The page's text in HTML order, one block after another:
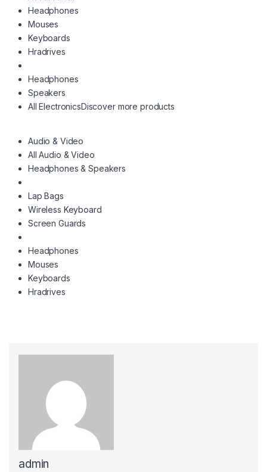
Headphones
Mouses
Keyboards
Hradrives
Headphones
Speakers
All ElectronicsDiscover more products
Audio & Video
All Audio & Video
Headphones & Speakers
Lap Bags
Wireless Keyboard
Screen Guards
Headphones
Mouses
Keyboards
Hradrives
admin